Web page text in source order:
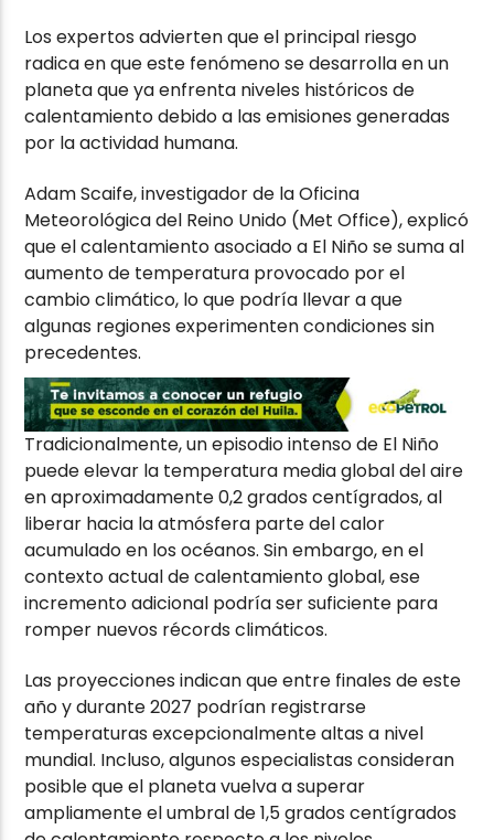
Los expertos advierten que el principal riesgo
radica en que este fenómeno se desarrolla en un
planeta que ya enfrenta niveles históricos de
calentamiento debido a las emisiones generadas
por la actividad humana.
Adam Scaife, investigador de la Oficina
Meteorológica del Reino Unido (Met Office), explicó
que el calentamiento asociado a El Niño se suma al
aumento de temperatura provocado por el
cambio climático, lo que podría llevar a que
algunas regiones experimenten condiciones sin
precedentes.
Tradicionalmente, un episodio intenso de El Niño
puede elevar la temperatura media global del aire
en aproximadamente 0,2 grados centígrados, al
liberar hacia la atmósfera parte del calor
acumulado en los océanos. Sin embargo, en el
contexto actual de calentamiento global, ese
incremento adicional podría ser suficiente para
romper nuevos récords climáticos.
Las proyecciones indican que entre finales de este
año y durante 2027 podrían registrarse
temperaturas excepcionalmente altas a nivel
mundial. Incluso, algunos especialistas consideran
posible que el planeta vuelva a superar
ampliamente el umbral de 1,5 grados centígrados